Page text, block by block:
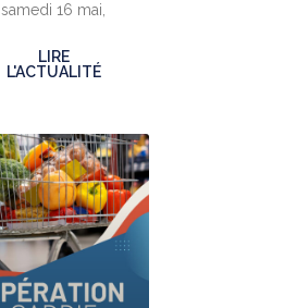
samedi 16 mai,
LIRE
L'ACTUALITÉ